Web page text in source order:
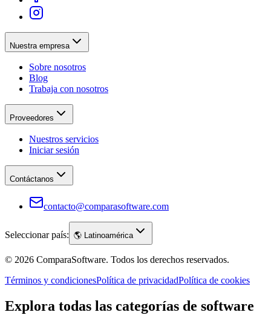
Nuestra empresa
Sobre nosotros
Blog
Trabaja con nosotros
Proveedores
Nuestros servicios
Iniciar sesión
Contáctanos
contacto@comparasoftware.com
Seleccionar país: 🌎 Latinoamérica
© 2026 ComparaSoftware. Todos los derechos reservados.
Términos y condicionesPolítica de privacidadPolítica de cookies
Explora todas las categorías de software